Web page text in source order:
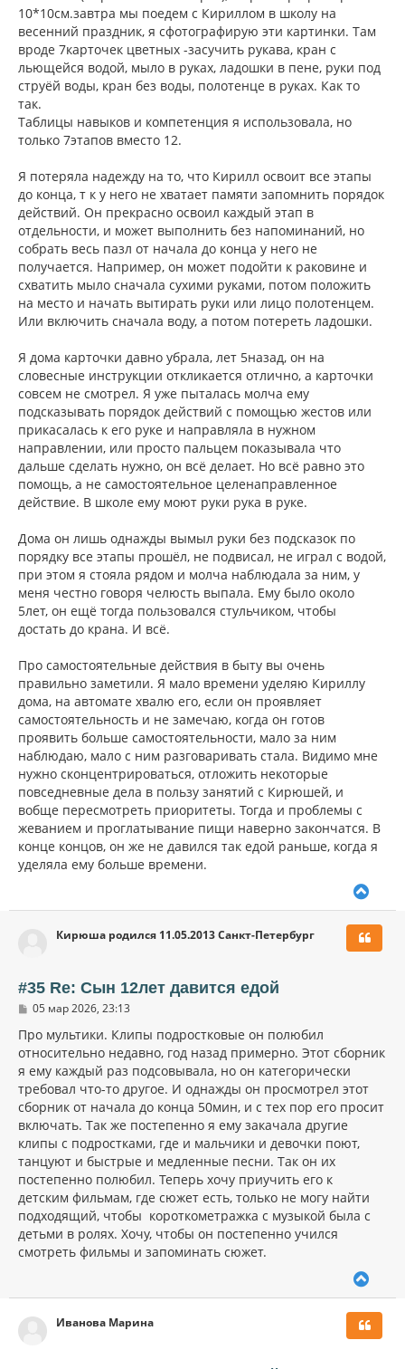
у
е
10*10см.завтра мы поедем с Кириллом в школу на
весенний праздник, я сфотографирую эти картинки. Там
вроде 7карточек цветных -засучить рукава, кран с
льющейся водой, мыло в руках, ладошки в пене, руки под
струёй воды, кран без воды, полотенце в руках. Как то
так.
Таблицы навыков и компетенция я использовала, но
только 7этапов вместо 12.
Я потеряла надежду на то, что Кирилл освоит все этапы
до конца, т к у него не хватает памяти запомнить порядок
действий. Он прекрасно освоил каждый этап в
отдельности, и может выполнить без напоминаний, но
собрать весь пазл от начала до конца у него не
получается. Например, он может подойти к раковине и
схватить мыло сначала сухими руками, потом положить
на место и начать вытирать руки или лицо полотенцем.
Или включить сначала воду, а потом потереть ладошки.
Я дома карточки давно убрала, лет 5назад, он на
словесные инструкции откликается отлично, а карточки
совсем не смотрел. Я уже пыталась молча ему
подсказывать порядок действий с помощью жестов или
прикасалась к его руке и направляла в нужном
направлении, или просто пальцем показывала что
дальше сделать нужно, он всё делает. Но всё равно это
помощь, а не самостоятельное целенаправленное
действие. В школе ему моют руки рука в руке.
Дома он лишь однажды вымыл руки без подсказок по
порядку все этапы прошёл, не подвисал, не играл с водой,
при этом я стояла рядом и молча наблюдала за ним, у
меня честно говоря челюсть выпала. Ему было около
5лет, он ещё тогда пользовался стульчиком, чтобы
достать до крана. И всё.
Про самостоятельные действия в быту вы очень
правильно заметили. Я мало времени уделяю Кириллу
дома, на автомате хвалю его, если он проявляет
самостоятельность и не замечаю, когда он готов
проявить больше самостоятельности, мало за ним
наблюдаю, мало с ним разговаривать стала. Видимо мне
нужно сконцентрироваться, отложить некоторые
повседневные дела в пользу занятий с Кирюшей, и
вобще пересмотреть приоритеты. Тогда и проблемы с
жеванием и проглатывание пищи наверно закончатся. В
конце концов, он же не давился так едой раньше, когда я
уделяла ему больше времени.
у
а
л
Кирюша родился 11.05.2013 Санкт-Петербург
#35 Re: Сын 12лет давится едой
С
о
б
щ
е
н
и
е
05 мар 2026, 23:13
Про мультики. Клипы подростковые он полюбил
относительно недавно, год назад примерно. Этот сборник
я ему каждый раз подсовывала, но он категорически
требовал что-то другое. И однажды он просмотрел этот
сборник от начала до конца 50мин, и с тех пор его просит
включать. Так же постепенно я ему закачала другие
клипы с подростками, где и мальчики и девочки поют,
танцуют и быстрые и медленные песни. Так он их
постепенно полюбил. Теперь хочу приучить его к
детским фильмам, где сюжет есть, только не могу найти
подходящий, чтобы короткометражка с музыкой была с
детьми в ролях. Хочу, чтобы он постепенно учился
смотреть фильмы и запоминать сюжет.
р
у
Иванова Марина